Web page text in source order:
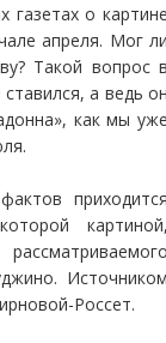
газетах о
апреля. Мог
Такой вопрос
а ведь
как мы
Россет.